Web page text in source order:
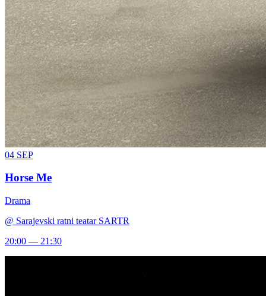
04 SEP
Horse Me
Drama
@ Sarajevski ratni teatar SARTR
20:00 — 21:30